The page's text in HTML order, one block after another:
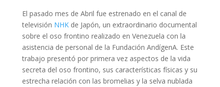
El pasado mes de Abril fue estrenado en el canal de
televisión NHKde Japón, un extraordinario documental
sobre el oso frontino realizado en Venezuela con la
asistencia de personal de la Fundación AndígenA. Este
trabajo presentó por primera vez aspectos de la vida
secreta del oso frontino, sus características físicas y su
estrecha relación con las bromelias y la selva nublada